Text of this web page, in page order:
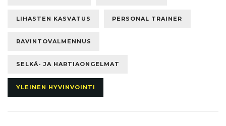
LIHASTEN KASVATUS PERSONAL TRAINER
RAVINTOVALMENNUS
SELKÄ- JA HARTIAONGELMAT
YLEINEN HYVINVOINTI